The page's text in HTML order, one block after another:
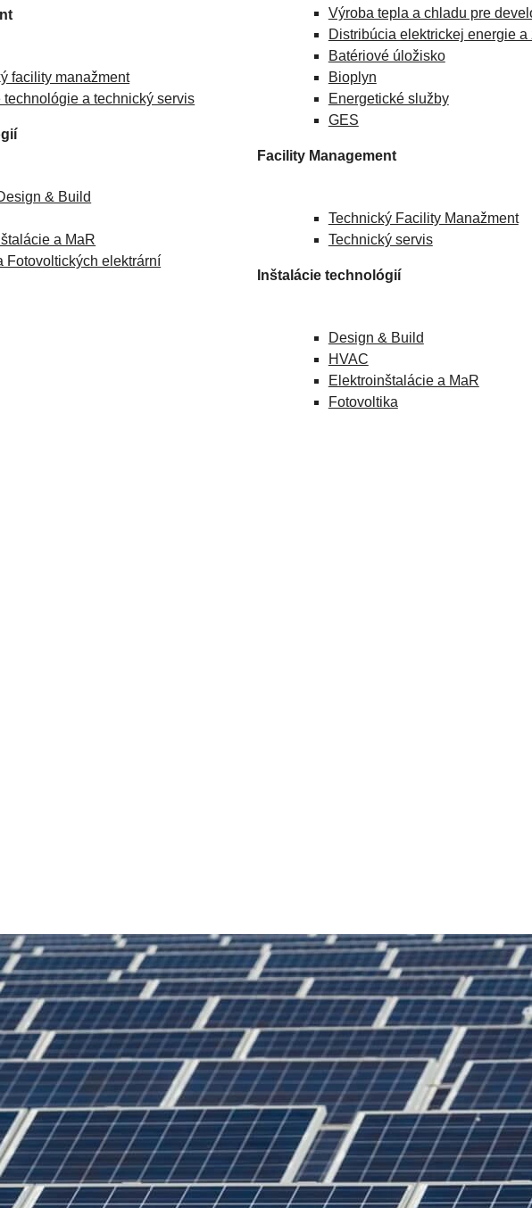
facility manažment
technológie a technický servis
& Build
a MaR
Fotovoltických elektrární
Výroba tepla a chladu pre
Distribúcia elektrickej energie a
Batériové úložisko
Bioplyn
Energetické služby
GES
Facility Management
Technický Facility Manažment
Technický servis
Inštalácie technológií
Design & Build
HVAC
Elektroinštalácie a MaR
Fotovoltika